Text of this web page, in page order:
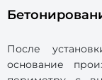
После
основание